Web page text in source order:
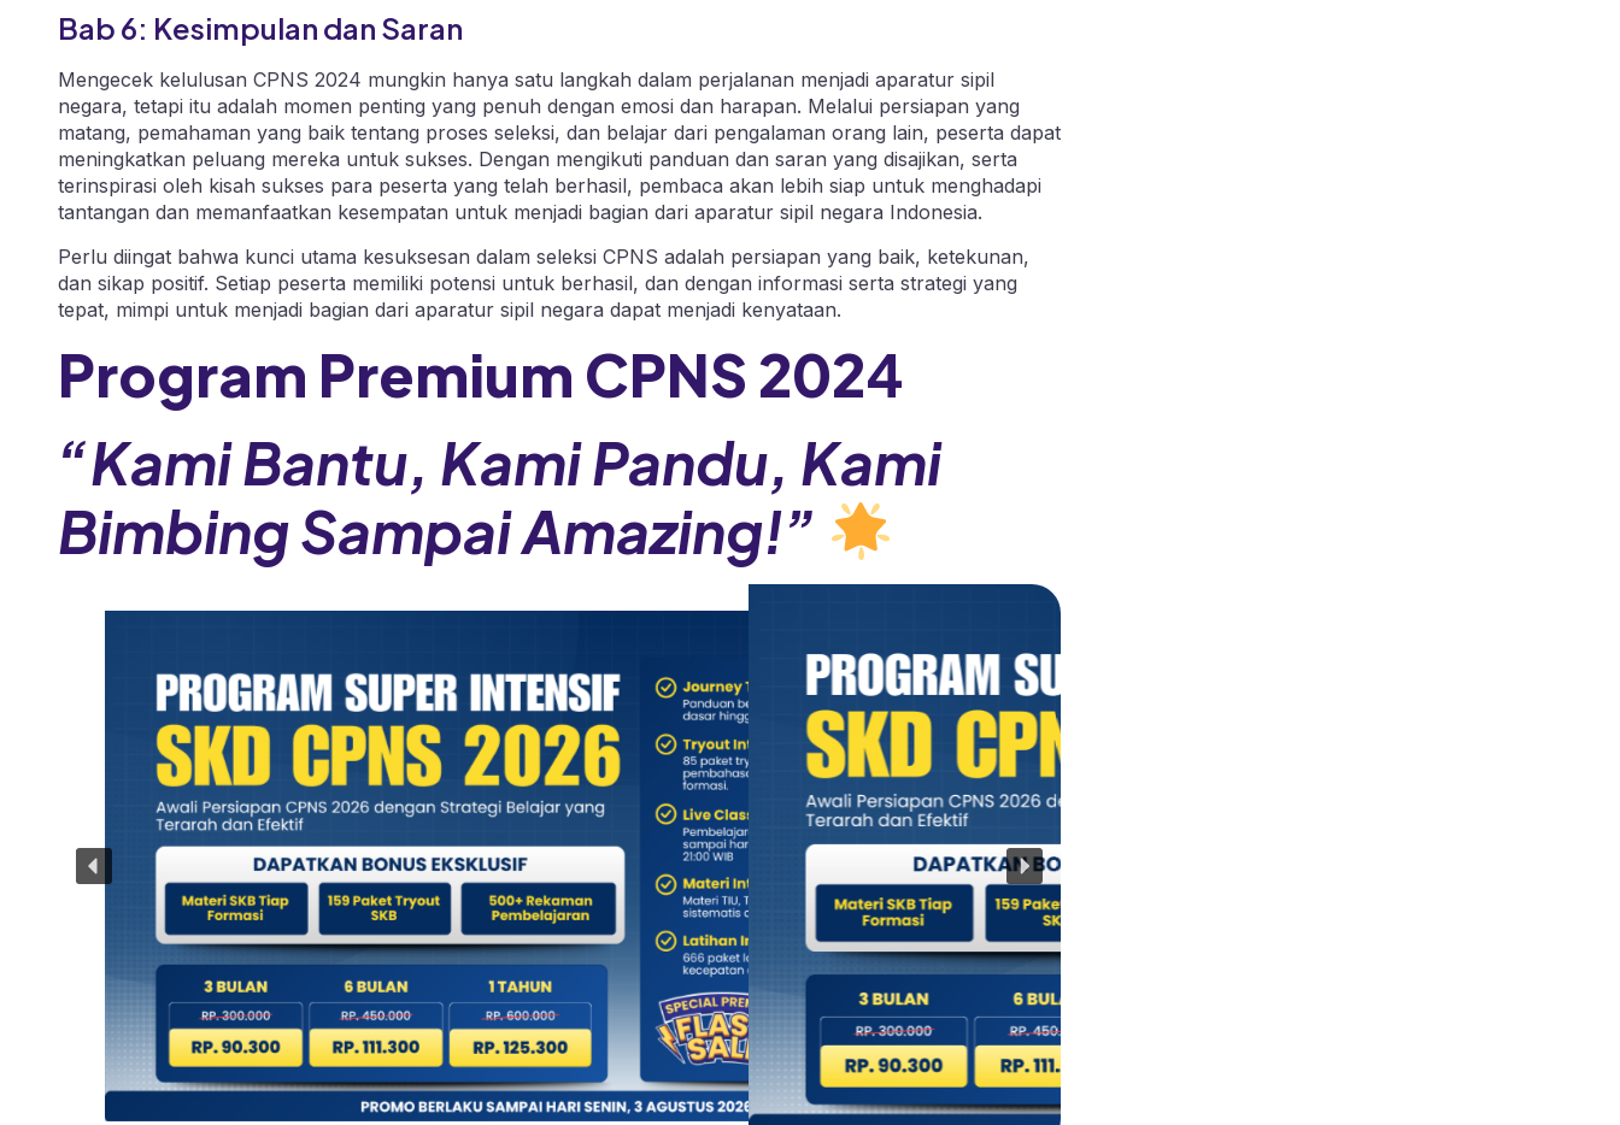
Bab 6: Kesimpulan dan Saran
Mengecek kelulusan CPNS 2024 mungkin hanya satu langkah dalam perjalanan menjadi aparatur sipil
negara, tetapi itu adalah momen penting yang penuh dengan emosi dan harapan. Melalui persiapan yang
matang, pemahaman yang baik tentang proses seleksi, dan belajar dari pengalaman orang lain, peserta dapat
meningkatkan peluang mereka untuk sukses. Dengan mengikuti panduan dan saran yang disajikan, serta
terinspirasi oleh kisah sukses para peserta yang telah berhasil, pembaca akan lebih siap untuk menghadapi
tantangan dan memanfaatkan kesempatan untuk menjadi bagian dari aparatur sipil negara Indonesia.
Perlu diingat bahwa kunci utama kesuksesan dalam seleksi CPNS adalah persiapan yang baik, ketekunan,
dan sikap positif. Setiap peserta memiliki potensi untuk berhasil, dan dengan informasi serta strategi yang
tepat, mimpi untuk menjadi bagian dari aparatur sipil negara dapat menjadi kenyataan.
Program Premium CPNS 2024
“Kami Bantu, Kami Pandu, Kami
Bimbing Sampai Amazing!”